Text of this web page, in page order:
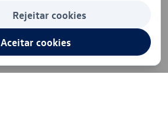
Rejeitar cookies
Aceitar cookies